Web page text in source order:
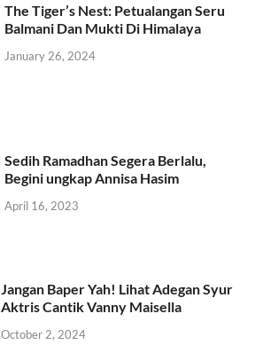
The Tiger’s Nest: Petualangan Seru
Balmani Dan Mukti Di Himalaya
January 26, 2024
Sedih Ramadhan Segera Berlalu,
Begini ungkap Annisa Hasim
April 16, 2023
Jangan Baper Yah! Lihat Adegan Syur
Aktris Cantik Vanny Maisella
October 2, 2024